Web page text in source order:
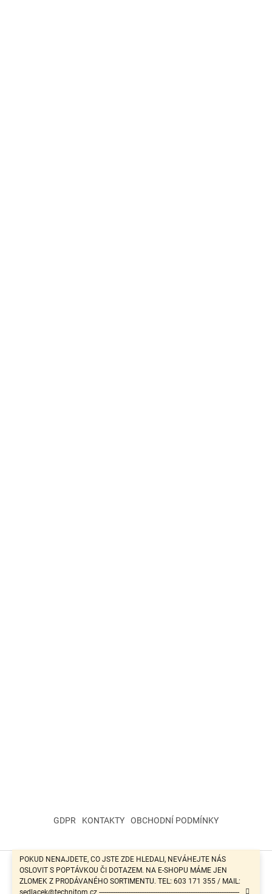
POKUD NENAJDETE, CO JSTE ZDE HLEDALI, NEVÁHEJTE NÁS
OSLOVIT S POPTÁVKOU ČI DOTAZEM. NA E-SHOPU MÁME JEN
ZLOMEK Z PRODÁVANÉHO SORTIMENTU. TEL: 603 171 355 / MAIL:
sedlacek@technitom.cz -----------------------------------------------------------------------------
GDPR KONTAKTY OBCHODNÍ PODMÍNKY
Vytvořil Shoptet